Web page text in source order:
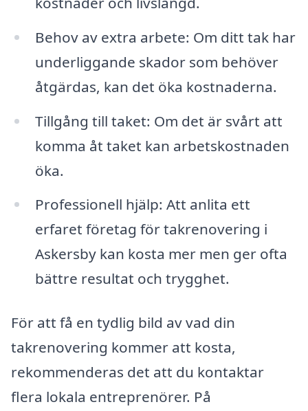
Behov av extra arbete: Om ditt tak har
underliggande skador som behöver
åtgärdas, kan det öka kostnaderna.
Tillgång till taket: Om det är svårt att
komma åt taket kan arbetskostnaden
öka.
Professionell hjälp: Att anlita ett
erfaret företag för takrenovering i
Askersby kan kosta mer men ger ofta
bättre resultat och trygghet.
För att få en tydlig bild av vad din
takrenovering kommer att kosta,
rekommenderas det att du kontaktar
flera lokala entreprenörer. På